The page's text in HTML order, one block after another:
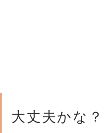
大丈夫かな？